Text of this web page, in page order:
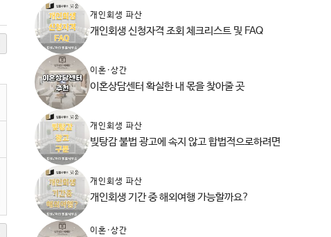
개인회생 파산
개인회생 신청자격 조회 체크리스트 및 FAQ
이혼·상간
이혼상담센터 확실한 내 몫을 찾아줄 곳
개인회생 파산
빚탕감 불법 광고에 속지 않고 합법적으로하려면
개인회생 파산
개인회생 기간 중 해외여행 가능할까요?
이혼·상간